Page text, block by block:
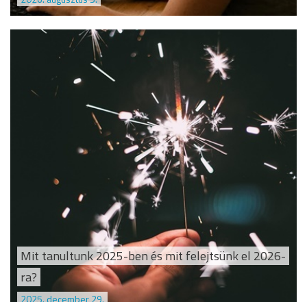
Mit tanultunk 2025-ben és mit felejtsünk el 2026-
ra?
2025. december 29.